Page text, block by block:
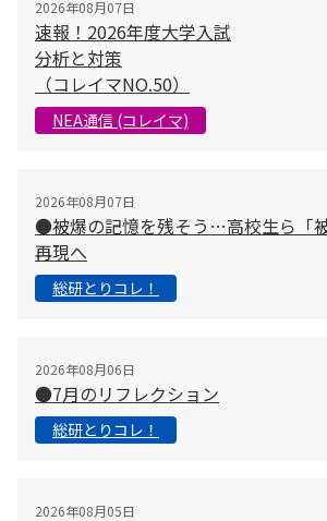
2026年08月07日
速報！2026年度大学入試
分析と対策
（コレイマNO.50）
NEA通信 (コレイマ)
2026年08月07日
●被爆の記憶を残そう…高校生ら「被
再現へ
総研とりコレ！
2026年08月06日
●7月のリフレクション
総研とりコレ！
2026年08月05日